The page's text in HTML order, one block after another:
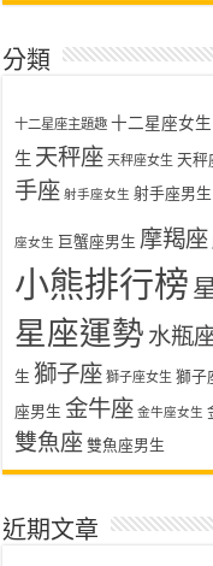
分類
十二星座主題趣 十二星座女生
生 天秤座 天秤座女生 天秤
手座 射手座女生 射手座男生
座女生 巨蟹座男生 摩羯座
小熊排行榜
星座運勢 水瓶
生 獅子座 獅子座女生 獅子
座男生 金牛座 金牛座女生
雙魚座 雙魚座男生
近期文章